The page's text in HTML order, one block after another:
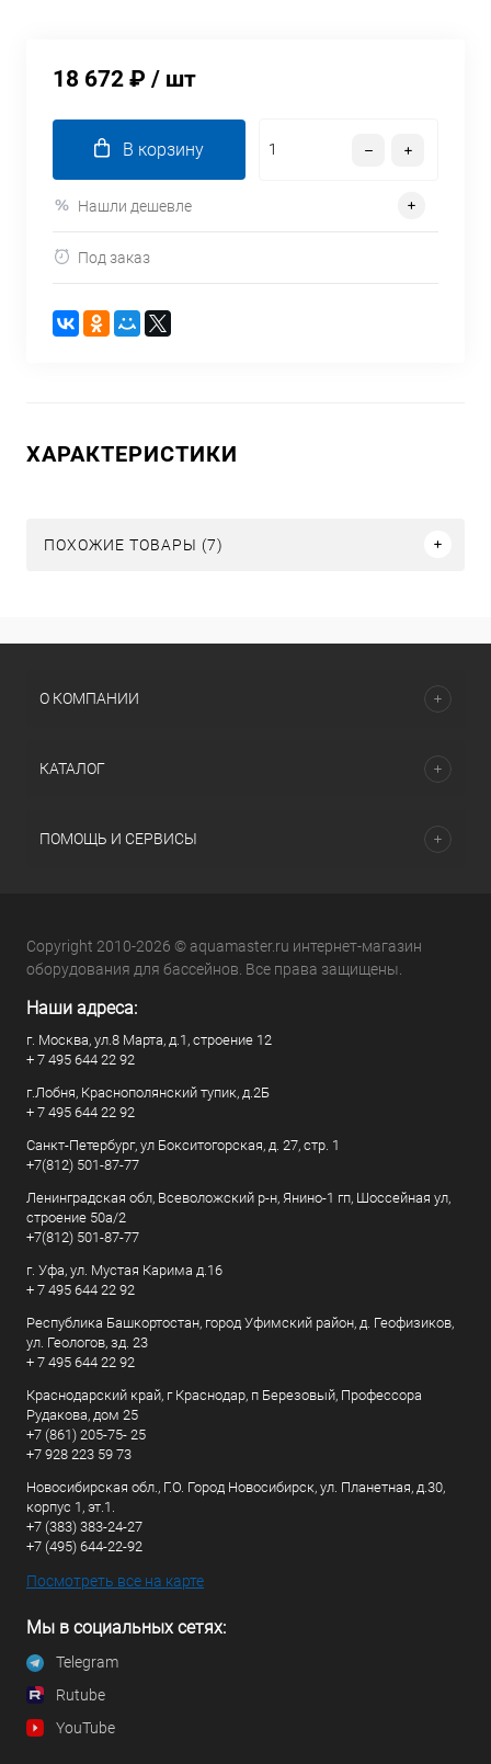
18 672 ₽ / шт
В корзину
Нашли дешевле
Под заказ
ХАРАКТЕРИСТИКИ
ПОХОЖИЕ ТОВАРЫ (7)
О КОМПАНИИ
КАТАЛОГ
ПОМОЩЬ И СЕРВИСЫ
Copyright 2010-2026 © aquamaster.ru интернет-магазин
оборудования для бассейнов. Все права защищены.
Наши адреса:
г. Москва, ул.8 Марта, д.1, строение 12
+ 7 495 644 22 92
г.Лобня, Краснополянский тупик, д.2Б
+ 7 495 644 22 92
Санкт-Петербург, ул Бокситогорская, д. 27, стр. 1
+7(812) 501-87-77
Ленинградская обл, Всеволожский р-н, Янино-1 гп, Шоссейная ул,
строение 50а/2
+7(812) 501-87-77
г. Уфа, ул. Мустая Карима д.16
+ 7 495 644 22 92
Республика Башкортостан, город Уфимский район, д. Геофизиков,
ул. Геологов, зд. 23
+ 7 495 644 22 92
Краснодарский край, г Краснодар, п Березовый, Профессора
Рудакова, дом 25
+7 (861) 205-75- 25
+7 928 223 59 73
Новосибирская обл., Г.О. Город Новосибирск, ул. Планетная, д.30,
корпус 1, эт.1.
+7 (383) 383-24-27
+7 (495) 644-22-92
Посмотреть все на карте
Мы в социальных сетях:
Telegram
Rutube
YouTube